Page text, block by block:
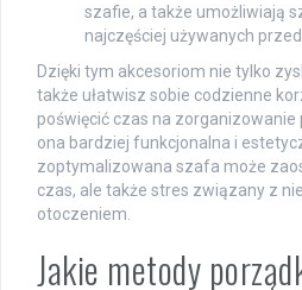
szafie, a także umożliwiają
najczęściej używanych
Dzięki tym akcesoriom nie tylko
także ułatwisz sobie codzienne
poświęcić czas na zorganizowanie
ona bardziej funkcjonalna i
zoptymalizowana szafa może
czas, ale także stres związany z
otoczeniem.
Jakie metody